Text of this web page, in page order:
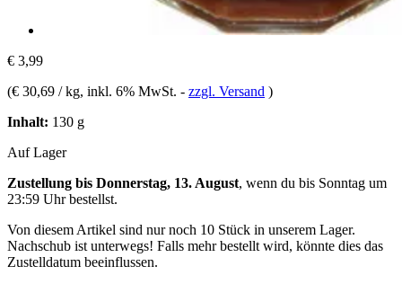
€ 3,99
(€ 30,69 / kg, inkl. 6% MwSt. - zzgl. Versand )
Inhalt: 130 g
Auf Lager
Zustellung bis Donnerstag, 13. August, wenn du bis Sonntag um
23:59 Uhrbestellst.
Von diesem Artikel sind nur noch 10 Stück in unserem Lager.
Nachschub ist unterwegs! Falls mehr bestellt wird, könnte dies das
Zustelldatum beeinflussen.